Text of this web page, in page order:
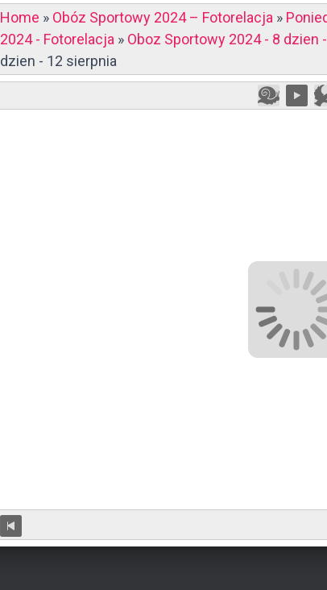
Home » Obóz Sportowy 2024 – Fotorelacja »
2024 - Fotorelacja » Oboz Sportowy 2024 - 8 dzien
dzien - 12 sierpnia